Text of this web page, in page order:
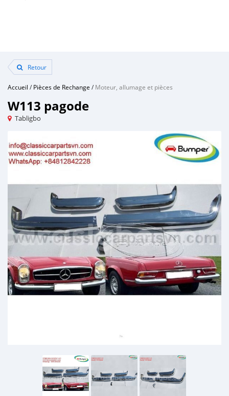
Retour
Accueil /Pièces de Rechange /Moteur, allumage et pièces
W113 pagode
Tabligbo